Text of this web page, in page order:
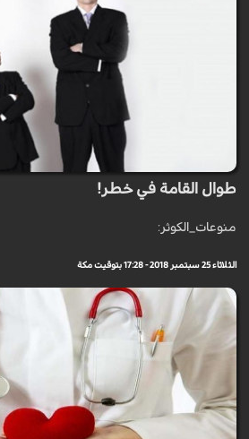
طوال القامة في خطر!
منوعات_الكوثر:
الثلاثاء 25 سبتمبر 2018 - 17:28 بتوقيت مكة